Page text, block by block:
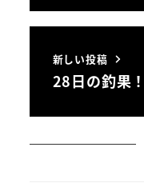
新しい投稿
28日の釣果！